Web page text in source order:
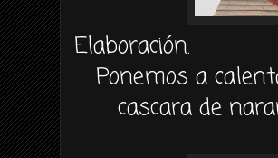
Elaboración.
Ponemos a
cascara de